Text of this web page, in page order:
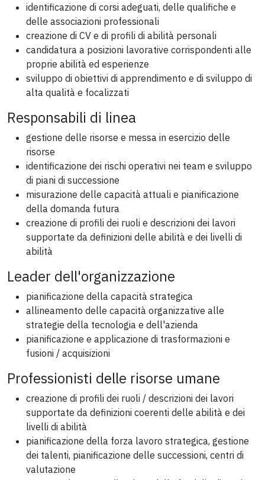
identificazione di corsi adeguati, delle qualifiche e
delle associazioni professionali
creazione di CV e di profili di abilità personali
candidatura a posizioni lavorative corrispondenti alle
proprie abilità ed esperienze
sviluppo di obiettivi di apprendimento e di sviluppo di
alta qualità e focalizzati
Responsabili di linea
gestione delle risorse e messa in esercizio delle
risorse
identificazione dei rischi operativi nei team e sviluppo
di piani di successione
misurazione delle capacità attuali e pianificazione
della domanda futura
creazione di profili dei ruoli e descrizioni dei lavori
supportate da definizioni delle abilità e dei livelli di
abilità
Leader dell'organizzazione
pianificazione della capacità strategica
allineamento delle capacità organizzative alle
strategie della tecnologia e dell'azienda
pianificazione e applicazione di trasformazioni e
fusioni / acquisizioni
Professionisti delle risorse umane
creazione di profili dei ruoli / descrizioni dei lavori
supportate da definizioni coerenti delle abilità e dei
livelli di abilità
pianificazione della forza lavoro strategica, gestione
dei talenti, pianificazione delle successioni, centri di
valutazione